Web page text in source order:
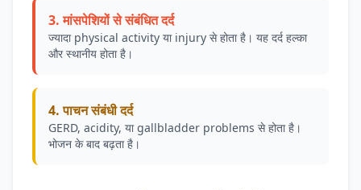
3. मांसपेशियों से संबंधित दर्द
ज्यादा physical activity या injury से होता है। यह दर्द हल्का
और स्थानीय होता है।
4. पाचन संबंधी दर्द
GERD, acidity, या gallbladder problems से होता है।
भोजन के बाद बढ़ता है।